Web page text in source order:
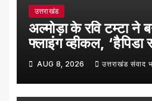
उत्तराखंड
अल्मोड़ा के रवि टम्टा ने
फ्लाइंग व्हीकल,
सफल ट्रायल उड़ान
AUG 8, 2026 उत्तराखंड संवाद